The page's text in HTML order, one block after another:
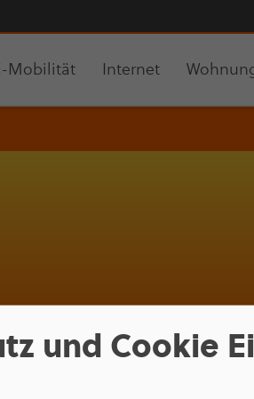
Mobilität Internet
und Cookie